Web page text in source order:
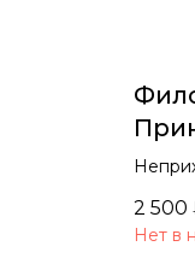
2 500
Нет в